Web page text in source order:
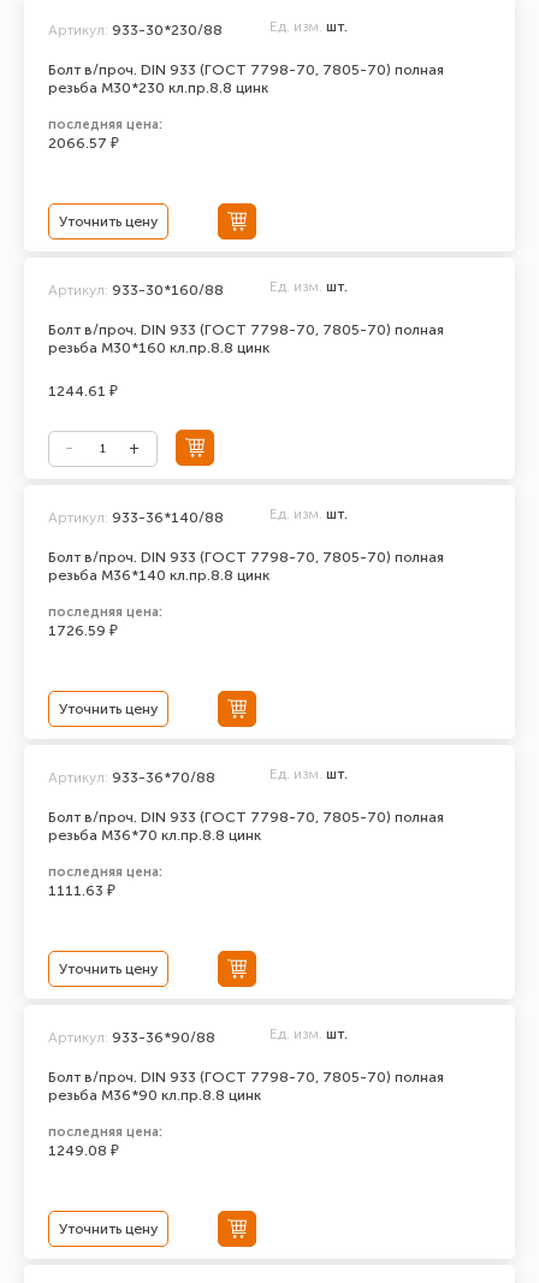
Болт в/проч. DIN 933 (ГОСТ 7798-70, 7805-70) полная
резьба М30*230 кл.пр.8.8 цинк
Артикул: 933-30*230/88 Ед. изм. шт.
последняя цена:
2066.57 ₽
Уточнить цену
Болт в/проч. DIN 933 (ГОСТ 7798-70, 7805-70) полная
резьба М30*160 кл.пр.8.8 цинк
Артикул: 933-30*160/88 Ед. изм. шт.
1244.61 ₽
Болт в/проч. DIN 933 (ГОСТ 7798-70, 7805-70) полная
резьба М36*140 кл.пр.8.8 цинк
Артикул: 933-36*140/88 Ед. изм. шт.
последняя цена:
1726.59 ₽
Уточнить цену
Болт в/проч. DIN 933 (ГОСТ 7798-70, 7805-70) полная
резьба М36*70 кл.пр.8.8 цинк
Артикул: 933-36*70/88 Ед. изм. шт.
последняя цена:
1111.63 ₽
Уточнить цену
Болт в/проч. DIN 933 (ГОСТ 7798-70, 7805-70) полная
резьба М36*90 кл.пр.8.8 цинк
Артикул: 933-36*90/88 Ед. изм. шт.
последняя цена:
1249.08 ₽
Уточнить цену